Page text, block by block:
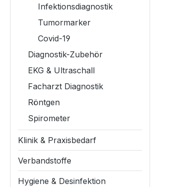
Infektionsdiagnostik
Tumormarker
Covid-19
Diagnostik-Zubehör
EKG & Ultraschall
Facharzt Diagnostik
Röntgen
Spirometer
Klinik & Praxisbedarf
Verbandstoffe
Hygiene & Desinfektion